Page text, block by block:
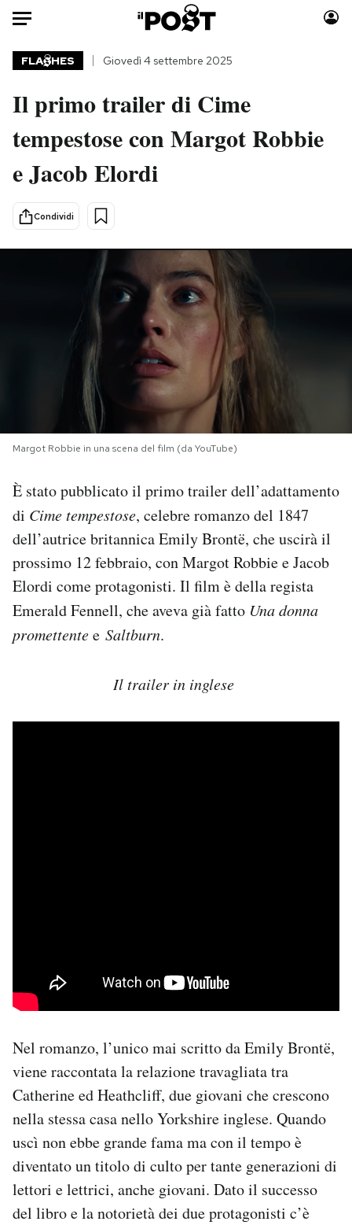
Auto
HOME
Mondo
Politica
Tecnologia
Internet
Economia
Libri
Europa
Altrecose
Mondiali calcio 2026
PODCAST
NEWSLETTER
I MIEI PREFERITI
SHOP
CALENDARIO
AREA PERSONALE
Area Personale
FLA HES Giovedì 4 settembre 2025
Il primo trailer di Cime
tempestose con Margot Robbie
e Jacob Elordi
Condividi
Margot Robbie in una scena del film (da YouTube)
È stato pubblicato il primo trailer dell’adattamento
di Cime tempestose, celebre romanzo del 1847
dell’autrice britannica Emily Brontë, che uscirà il
prossimo 12 febbraio, con Margot Robbie e Jacob
Elordi come protagonisti. Il film è della regista
Emerald Fennell, che aveva già fatto Una donna
promettentee Saltburn.
Il trailer in inglese
Nel romanzo, l’unico mai scritto da Emily Brontë,
viene raccontata la relazione travagliata tra
Catherine ed Heathcliff, due giovani che crescono
nella stessa casa nello Yorkshire inglese. Quando
uscì non ebbe grande fama ma con il tempo è
diventato un titolo di culto per tante generazioni di
lettori e lettrici, anche giovani. Dato il successo
del libro e la notorietà dei due protagonisti c’è